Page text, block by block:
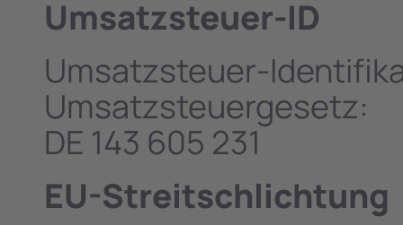
Umsatzsteuer-ID
Umsatzsteuer-
Umsatzsteuergesetz:
DE 143 605 231
EU-Streitschlichtung